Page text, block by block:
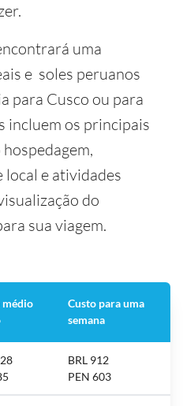
uma
e soles peruanos
para Cusco ou para
incluem os principais
e atividades
do
sua viagem.
médio
Custo para uma
semana
BRL 912
PEN 603